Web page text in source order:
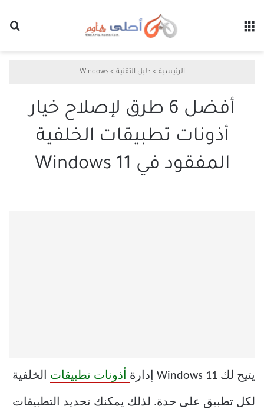
الرئيسية > دليل التقنية >
Windows
أفضل 6 طرق لإصلاح خيار
أذونات تطبيقات الخلفية
المفقود في Windows 11
يتيح لك Windows 11 إدارة أذونات تطبيقات الخلفية
لكل تطبيق على حدة. لذلك يمكنك تحديد التطبيقات